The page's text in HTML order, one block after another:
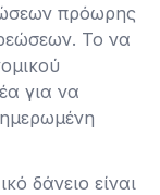
πρόωρης
Το να
για να
δάνειο είναι